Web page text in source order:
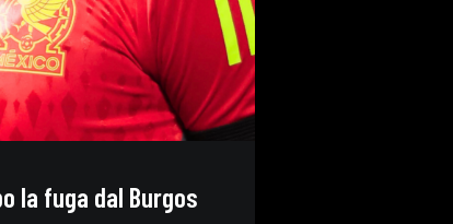
la fuga dal Burgos